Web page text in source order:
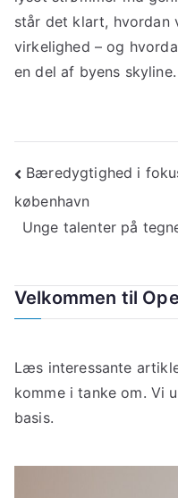
står det klart, hvordan
virkelighed – og
en del af byens skyline.
Bæredygtighed i
københavn
Unge talenter på
Velkommen til
Læs interessante
komme i tanke om. Vi
basis.